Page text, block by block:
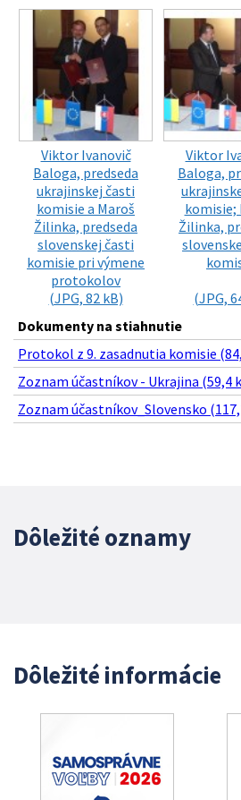
Viktor Ivanovič
Baloga, predseda
ukrajinskej časti
komisie a Maroš
Žilinka, predseda
slovenskej časti
komisie pri výmene
protokolov
(JPG, 82 kB)
Viktor
Baloga,
komisie;
Žilinka,
(JPG,
Dokumenty na stiahnutie
Protokol z 9. zasadnutia komisie
Zoznam účastníkov - Ukrajina (59,4
Zoznam účastníkov_Slovensko
Dôležité oznamy
Dôležité informácie